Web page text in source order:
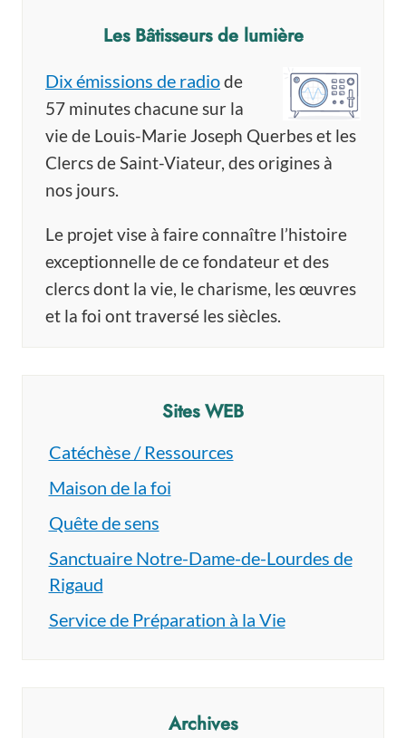
Les Bâtisseurs de lumière
Dix émissions de radiode
57 minutes chacune sur la
vie de Louis-Marie Joseph Querbes et les
Clercs de Saint-Viateur, des origines à
nos jours.
Le projet vise à faire connaître l’histoire
exceptionnelle de ce fondateur et des
clercs dont la vie, le charisme, les œuvres
et la foi ont traversé les siècles.
Sites WEB
Catéchèse / Ressources
Maison de la foi
Quête de sens
Sanctuaire Notre-Dame-de-Lourdes de
Rigaud
Service de Préparation à la Vie
Archives